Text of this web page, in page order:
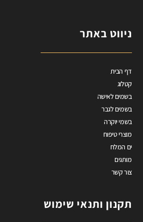
ניווט באתר
דף הבית
קטלוג
בשמים לאישה
בשמים לגבר
בשמי יוקרה
מוצרי טיפוח
ים המלח
מותגים
צור קשר
תקנון ותנאי שימוש